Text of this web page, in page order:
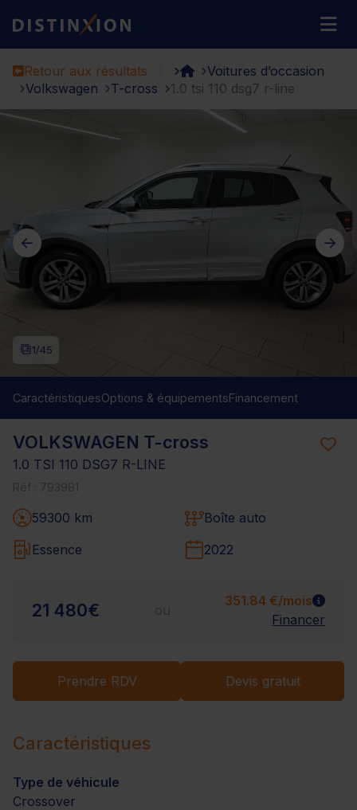
Distinxion
Retour aux résultats
Voitures d’occasion
Volkswagen
T-cross 1.0 tsi 110 dsg7 r-line
VOLKSWAGEN T-cross
1.0 TSI 110 DSG7 R-LINE
59300 km
Boîte auto
Essence
2022
21 480€
351.84 €/mois
Financer
Prendre RDV Devis gratuit
1/45
CaractéristiquesOptions & équipementsFinancement
Caractéristiques
Type de véhicule
Crossover